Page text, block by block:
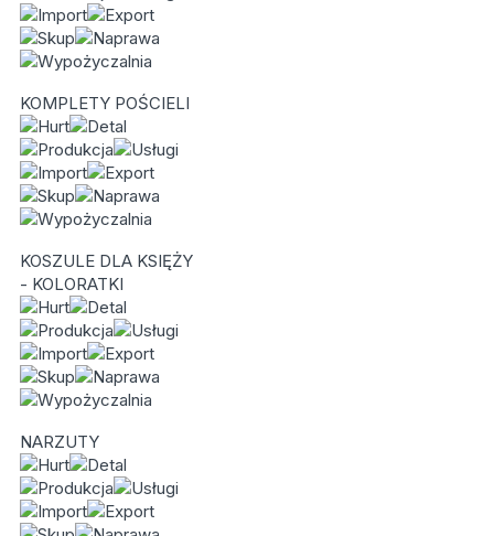
KOMPLETY POŚCIELI
KOSZULE DLA KSIĘŻY
- KOLORATKI
NARZUTY